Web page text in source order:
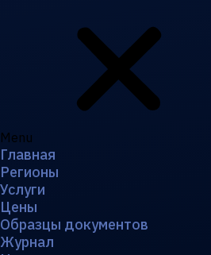
Menu
Главная
Регионы
Услуги
Цены
Образцы документов
Журнал